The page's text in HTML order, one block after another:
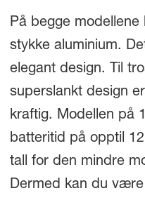
På begge
stykke aluminium.
elegant design. Til
superslankt design
kraftig. Modellen på
batteritid på opptil
tall for den mindre
Dermed kan du